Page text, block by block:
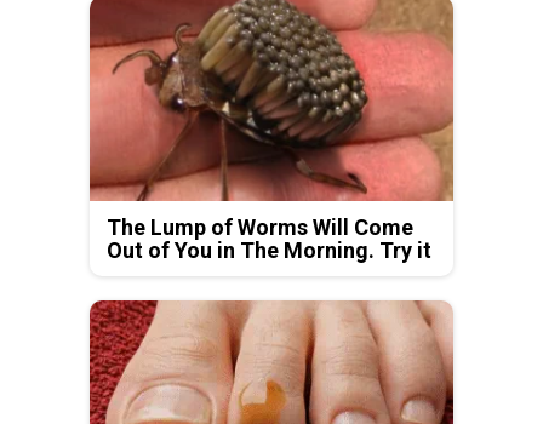
The Lump of Worms Will Come
Out of You in The Morning. Try it